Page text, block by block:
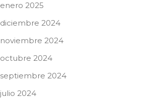
enero 2025
diciembre 2024
noviembre 2024
octubre 2024
septiembre 2024
julio 2024